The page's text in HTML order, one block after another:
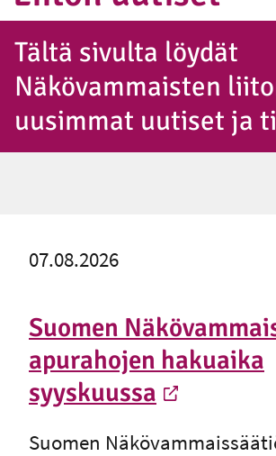
Tältä sivulta löydät
Näkövammaisten
uusimmat uutiset ja
Suomen
apurahojen hakuaika
syyskuussa
07.08.2026
Suomen